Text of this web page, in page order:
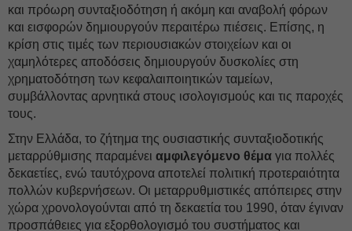
και πρόωρη συνταξιοδότηση ή ακόμη και αναβολή φόρων
και εισφορών δημιουργούν περαιτέρω πιέσεις. Επίσης, η
κρίση στις τιμές των περιουσιακών στοιχείων και οι
χαμηλότερες αποδόσεις δημιουργούν δυσκολίες στη
χρηματοδότηση των κεφαλαιποιητικών ταμείων,
συμβάλλοντας αρνητικά στους ισολογισμούς και τις παροχές
τους.
Στην Ελλάδα, το ζήτημα της ουσιαστικής συνταξιοδοτικής
μεταρρύθμισης παραμένει αμφιλεγόμενο θέμα για πολλές
δεκαετίες, ενώ ταυτόχρονα αποτελεί πολιτική προτεραιότητα
πολλών κυβερνήσεων. Οι μεταρρυθμιστικές απόπειρες στην
χώρα χρονολογούνται από τη δεκαετία του 1990, όταν έγιναν
προσπάθειες για εξορθολογισμό του συστήματος και